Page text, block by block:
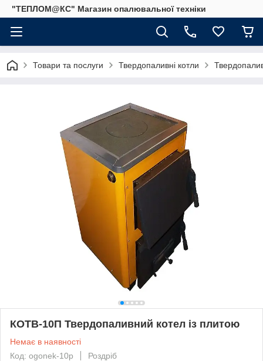
"ТЕПЛОМ@КС" Магазин опалювальної техніки
Товари та послуги Твердопаливні котли
КОТВ-10П Твердопаливний котел із плитою
Немає в наявності
Код: ogonek-10p
Роздріб